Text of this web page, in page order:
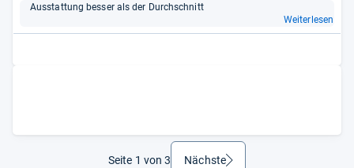
Aus­stat­tung bes­ser als der Durch­schnitt
Weiterlesen
Seite 1 von 3 Nächsteweiter